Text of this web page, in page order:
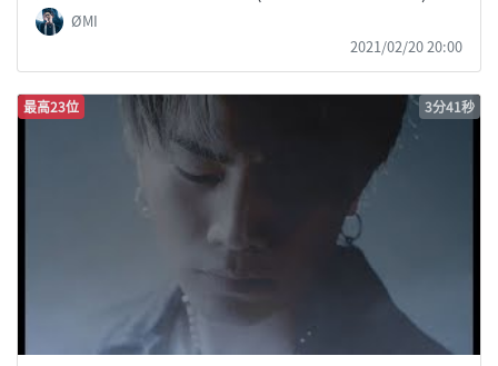
ØMI
2021/02/20 20:00
最高23位 3分41秒